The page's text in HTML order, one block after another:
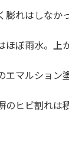
膨れはしなか
ほぼ雨水。上
エマルション
のヒビ割れは